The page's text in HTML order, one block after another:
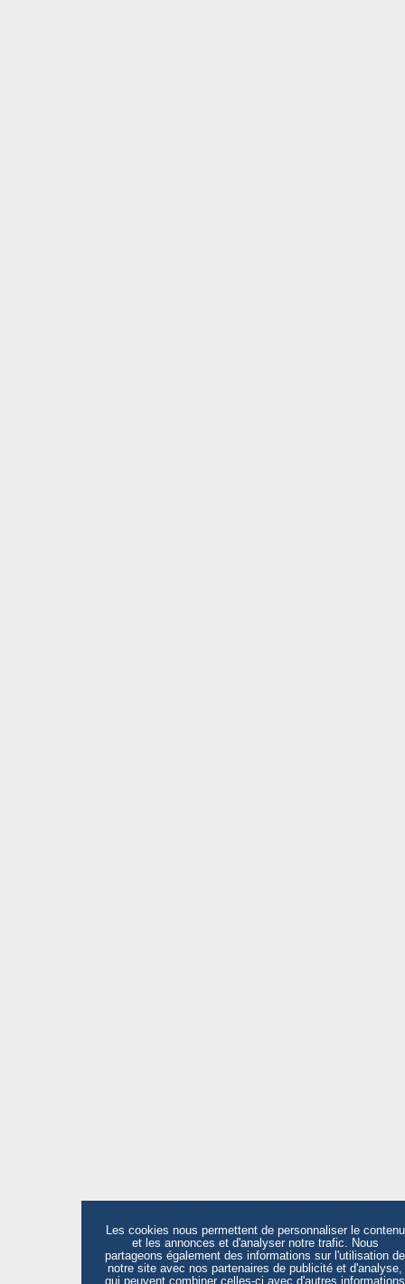
Les cookies nous permettent de personnaliser le contenu
et les annonces et d'analyser notre trafic. Nous
partageons également des informations sur l'utilisation de
notre site avec nos partenaires de publicité et d'analyse,
qui peuvent combiner celles-ci avec d'autres informations